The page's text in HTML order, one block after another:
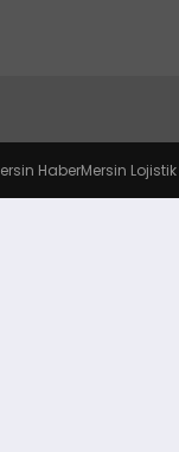
HaberMersin Lojistik